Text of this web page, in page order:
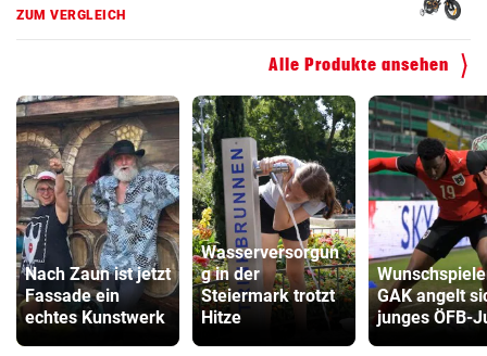
ZUM VERGLEICH
Alle Produkte ansehen
Nach Zaun ist jetzt
Fassade ein
echtes Kunstwerk
Wasserversorgun
g in der
Steiermark trotzt
Hitze
GAK angelt
junges ÖFB-